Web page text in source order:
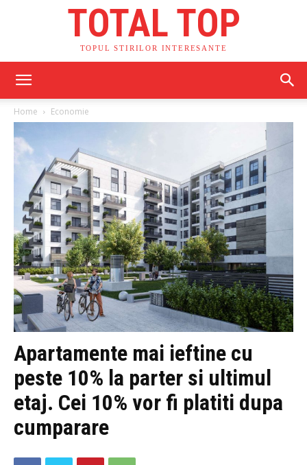
TOTAL TOP
TOPUL STIRILOR INTERESANTE
Home Economie
Apartamente mai ieftine cu
peste 10% la parter si ultimul
etaj. Cei 10% vor fi platiti dupa
cumparare